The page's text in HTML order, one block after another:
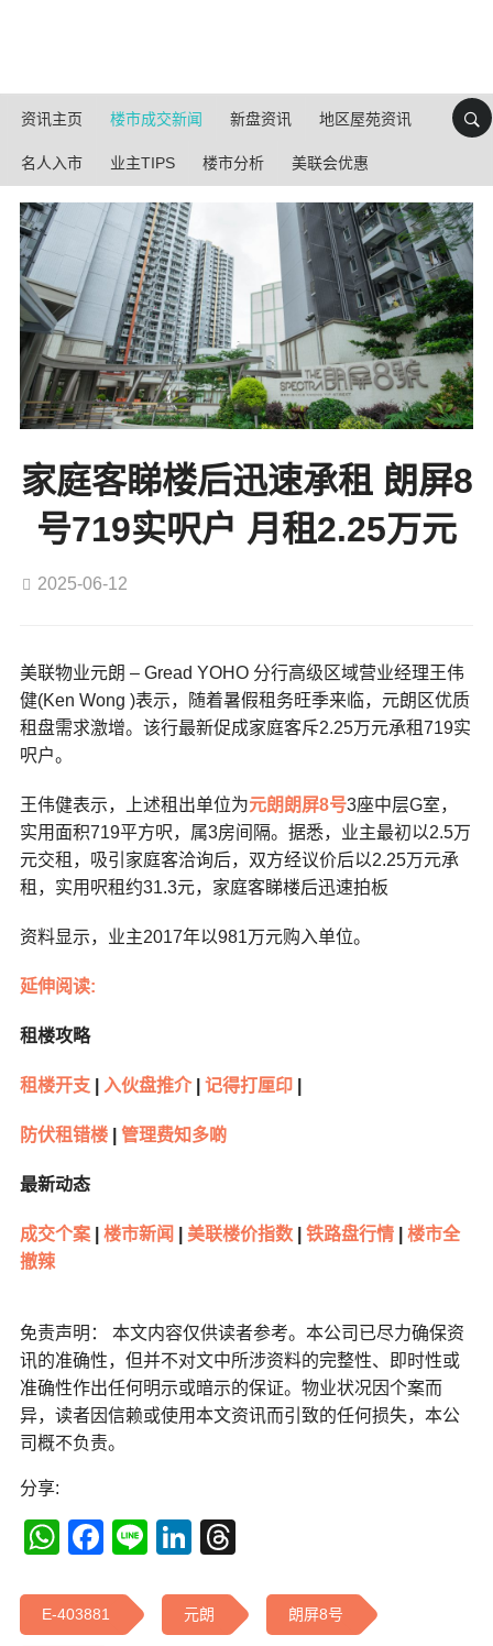
资讯主页 楼市成交新闻 新盘资讯 地区屋苑资讯
名人入市 业主TIPS 楼市分析 美联会优惠
家庭客睇楼后迅速承租 朗屏8
号719实呎户 月租2.25万元
2025-06-12
美联物业元朗 – Gread YOHO 分行高级区域营业经理王伟
健(Ken Wong )表示，随着暑假租务旺季来临，元朗区优质
租盘需求激增。 该行最新促成家庭客斥2.25万元承租719实
呎户。
王伟健表示，上述租出单位为元朗 朗屏8号3座中层G室，
实用面积719平方呎，属3房间隔。据悉，业主最初以2.5万
元交租，吸引家庭客洽询后，双方经议价后以2.25万元承
租，实用呎租约31.3元，家庭客睇楼后迅速拍板
资料显示，业主2017年以981万元购入单位。
延伸阅读:
租楼攻略
租楼开支 入伙盘推介 记得打厘印
防伏租错楼 管理费知多啲
最新动态
成交个案| 楼市新闻 美联楼价指数| 铁路盘行情|
楼市全
撤辣
免责声明： 本文内容仅供读者参考。本公司已尽力确保资
讯的准确性，但并不对文中所涉资料的完整性、即时性或
准确性作出任何明示或暗示的保证。物业状况因个案而
异，读者因信赖或使用本文资讯而引致的任何损失，本公
司概不负责。
分享:
WhatsApp
Facebook
LineLinkedIn
E-403881 元朗 朗屏8号